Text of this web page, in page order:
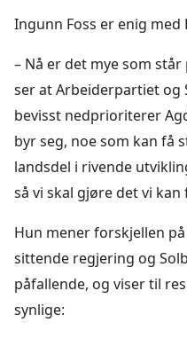
Ingunn Foss er enig
– Nå er det mye som
ser at Arbeiderpartiet
bevisst nedprioriterer
byr seg, noe som kan få
landsdel i rivende
så vi skal gjøre det vi
Hun mener forskjellen
sittende regjering og
påfallende, og viser til
synlige: